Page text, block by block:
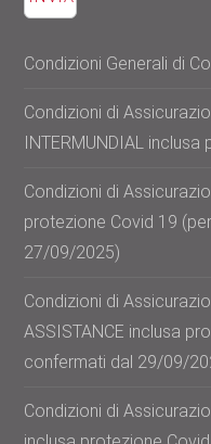
Condizioni Generali di
Condizioni di
INTERMUNDIAL
Condizioni di
protezione Covid 19
27/09/2025)
Condizioni di
ASSISTANCE inclusa
confermati dal 29/09/
Condizioni di